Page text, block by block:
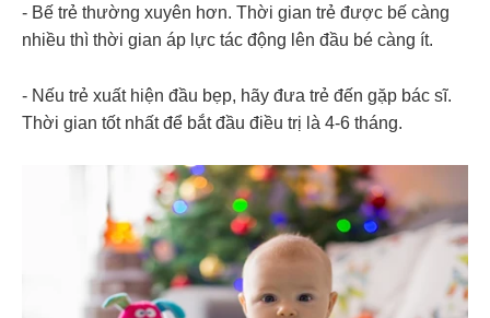
- Bế trẻ thường xuyên hơn. Thời gian trẻ được bế càng
nhiều thì thời gian áp lực tác động lên đầu bé càng ít.
- Nếu trẻ xuất hiện đầu bẹp, hãy đưa trẻ đến gặp bác sĩ.
Thời gian tốt nhất để bắt đầu điều trị là 4-6 tháng.